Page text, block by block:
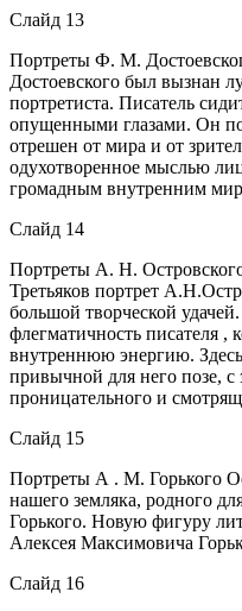
Слайд 13
Портреты Ф. М.
Достоевского был вызнан
портретиста. Писатель
опущенными глазами. Он
отрешен от мира и от
одухотворенное мыслью
громадным внутренним
Слайд 14
Портреты А. Н.
Третьяков портрет
большой творческой
флегматичность писателя ,
внутреннюю энергию. Здесь
привычной для него позе, с
проницательного и
Слайд 15
Портреты А . М. Горького
нашего земляка, родного
Горького. Новую фигуру
Алексея Максимовича
Слайд 16